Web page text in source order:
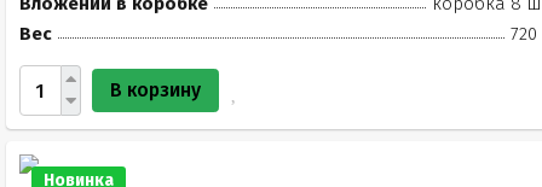
Вес
720
В корзину
Новинка